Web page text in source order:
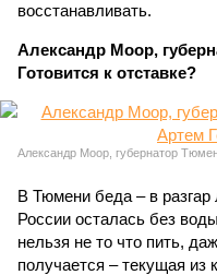
восстанавливать.
Александр Моор,
Готовится к отставке?
Александр Моор, губернатор
В Тюмени беда – в разгар
России осталась без
нельзя не то что пить,
получается – текущая из